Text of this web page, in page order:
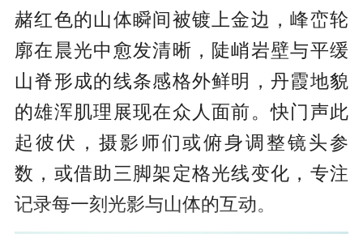
赭红色的山体瞬间被镀上金边，峰峦轮
廓在晨光中愈发清晰，陡峭岩壁与平缓
山脊形成的线条感格外鲜明，丹霞地貌
的雄浑肌理展现在众人面前。快门声此
起彼伏，摄影师们或俯身调整镜头参
数，或借助三脚架定格光线变化，专注
记录每一刻光影与山体的互动。